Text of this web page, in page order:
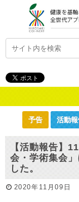
予告 活動
【活動報告】
会・学術集会
した。
2020年11月09日